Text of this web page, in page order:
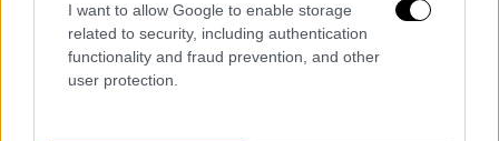
I want to allow Google to enable storage
related to security, including authentication
functionality and fraud prevention, and other
user protection.
10. Τσιμεντερίδης Σταύρος – Κοζάνης
11. Τζήλος Αθανάσιος – Λάρισας
12. Μόσχου Δημήτριος – Λασιθίου